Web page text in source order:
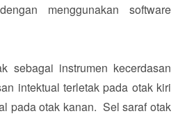
menggunakan software
sebagai instrumen kecerdasan
intektual terletak pada otak kiri
pada otak kanan. Sel saraf otak